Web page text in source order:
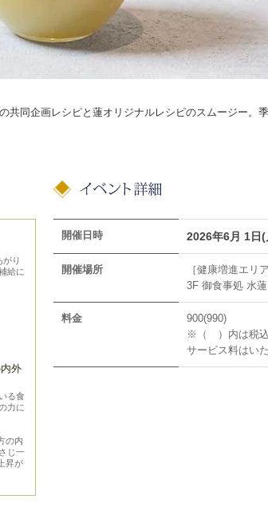
同企画レシピと蓮オリジナルレシピのスムージー。
がり
給に
外
る食
力に
の内
じ一
昇が
開催日時 2026年6月 1日
開催場所
［健康増進エリア
3F 御食事処 水
料金
900(990)
※（ ）内は税込
サービス料はい